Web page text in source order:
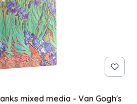
mixed media - Van Gogh's